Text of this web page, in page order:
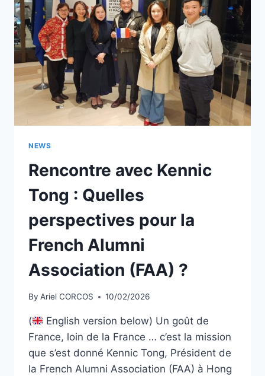
ATHÈNES
NEWS
Rencontre avec Kennic
Tong : Quelles
perspectives pour la
French Alumni
Association (FAA) ?
By Ariel CORCOS 10/02/2026
(
English version below) Un goût de
France, loin de la France … c’est la mission
que s’est donné Kennic Tong, Président de
la French Alumni Association (FAA) à Hong